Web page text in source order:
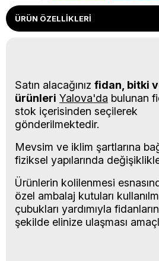
ÜRÜN ÖZELLIKLERI
Satın alacağınız fidan, bitki
ürünleri Yalova'da bulunan
stok içerisinden seçilerek
Mevsim ve iklim şartlarına
fiziksel yapılarında
Ürünlerin kolilenmesi
özel ambalaj kutuları
çubukları yardımıyla
şekilde elinize ulaşması